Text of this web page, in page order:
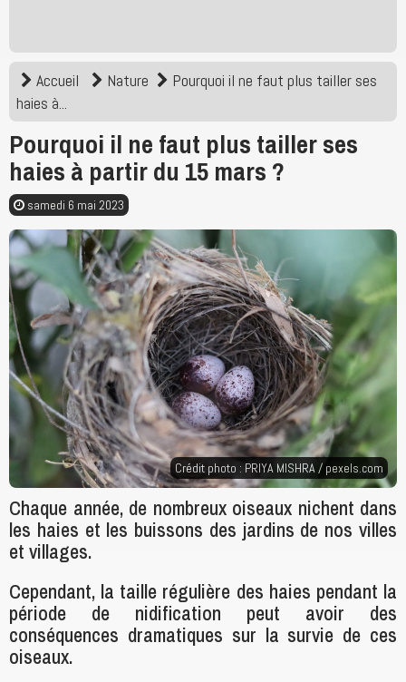
Accueil Nature
Pourquoi il ne faut plus tailler ses
haies à...
Pourquoi il ne faut plus tailler ses
haies à partir du 15 mars ?
samedi 6 mai 2023
Crédit photo : PRIYA MISHRA / pexels.com
Chaque année, de nombreux oiseaux nichent dans
les haies et les buissons des jardins de nos villes
et villages.
Cependant, la taille régulière des haies pendant la
période de nidification peut avoir des
conséquences dramatiques sur la survie de ces
oiseaux.